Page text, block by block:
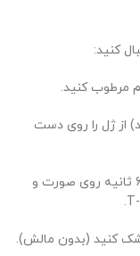
کنید:
مرطوب کنید.
از ژل را روی دست
: با حرکات دایره‌ای به مدت 30-60 ثانیه روی صورت و
کنید (بدون مالش).